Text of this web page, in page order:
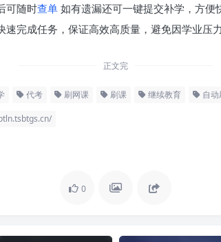
可随时查单 如有遗漏还可一键提交补学，方便
速完成任务，保证高效高质量，避免因学业压
正文完
代考 刷网课 刷课 继续教育 自
0